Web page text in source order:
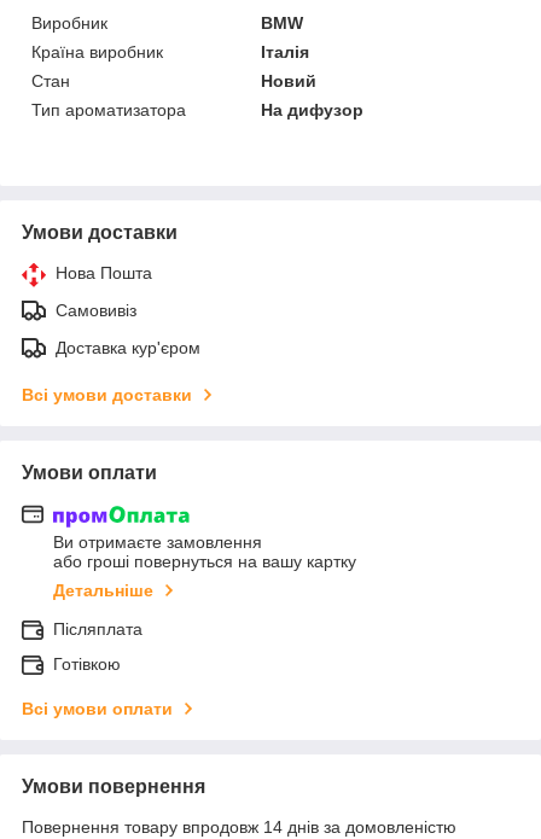
Виробник
BMW
Країна виробник
Італія
Стан
Новий
Тип ароматизатора
На дифузор
Умови доставки
Нова Пошта
Самовивіз
Доставка кур'єром
Всі умови доставки
Умови оплати
Ви отримаєте замовлення
або гроші повернуться на вашу картку
Детальніше
Післяплата
Готівкою
Всі умови оплати
Умови повернення
Повернення товару впродовж 14 днів за домовленістю